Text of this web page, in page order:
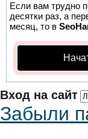
Если вам трудно
десятки раз, а
месяц, то в
Вход на сайт
Забыли